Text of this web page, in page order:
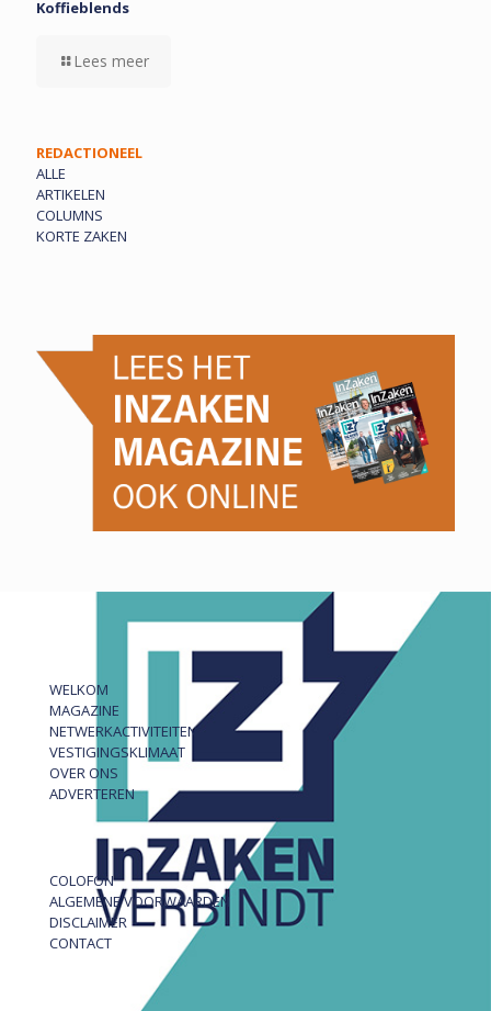
Koffieblends
Lees meer
REDACTIONEEL
ALLE
ARTIKELEN
COLUMNS
KORTE ZAKEN
WELKOM
MAGAZINE
NETWERKACTIVITEITEN
VESTIGINGSKLIMAAT
OVER ONS
ADVERTEREN
COLOFON
ALGEMENE VOORWAARDEN
DISCLAIMER
CONTACT